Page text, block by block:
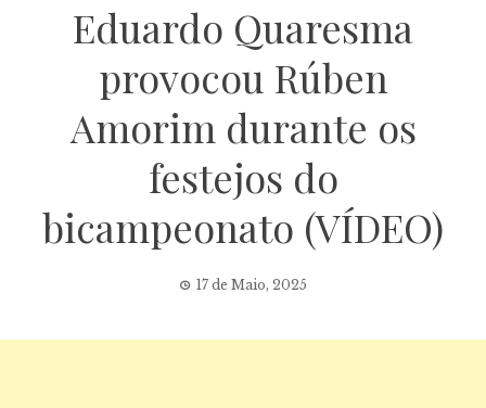
Eduardo Quaresma
provocou Rúben
Amorim durante os
festejos do
bicampeonato (VÍDEO)
17 de Maio, 2025